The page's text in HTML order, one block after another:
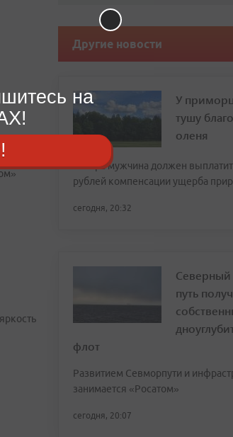
Другие новости
У
тушу
оленя
Теперь мужчина должен
рублей компенсации ущерба
сегодня, 20:32
путь
флот
Развитием Севморпути и
занимается «Росатом»
сегодня, 20:07
на